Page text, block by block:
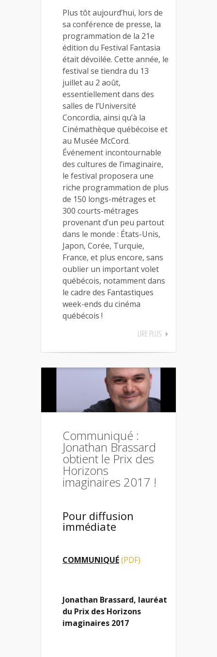
Plus tôt aujourd’hui, lors de
sa conférence de presse, la
programmation de la 21e
édition du Festival Fantasia
était dévoilée. Cette année, le
festival se tiendra du 13
juillet au 2 août,
essentiellement dans des
salles de l’Université
Concordia, ainsi qu’à la
Cinémathèque québécoise et
au Musée McCord.
Événement incontournable
des cultures de l’imaginaire,
le festival proposera une
riche programmation de plus
de 150 longs-métrages et
300 courts-métrages
provenant d’un peu partout
dans le monde : États-Unis,
Japon, Corée, Turquie,
France, et plus encore, sans
oublier un important volet
québécois, notamment dans
le cadre des Fantastiques
week-ends du cinéma
québécois !
LIRE PLUS
Communiqué :
Jonathan Brassard
obtient le Prix des
Horizons
imaginaires 2017 !
Pour diffusion
immédiate
COMMUNIQUÉ(PDF)
Jonathan Brassard, lauréat
du Prix des Horizons
imaginaires 2017